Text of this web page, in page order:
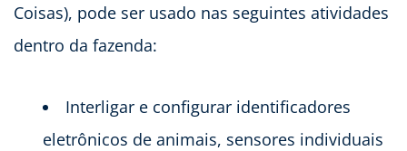
Coisas), pode ser usado nas seguintes atividades
dentro da fazenda:
Interligar e configurar identificadores
eletrônicos de animais, sensores individuais